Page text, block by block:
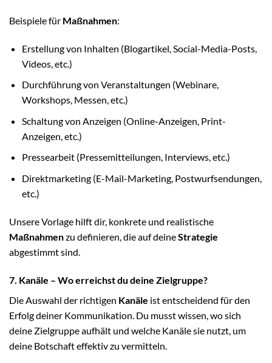
Beispiele für Maßnahmen:
Erstellung von Inhalten (Blogartikel, Social-Media-Posts,
Videos, etc.)
Durchführung von Veranstaltungen (Webinare,
Workshops, Messen, etc.)
Schaltung von Anzeigen (Online-Anzeigen, Print-
Anzeigen, etc.)
Pressearbeit (Pressemitteilungen, Interviews, etc.)
Direktmarketing (E-Mail-Marketing, Postwurfsendungen,
etc.)
Unsere Vorlage hilft dir, konkrete und realistische
Maßnahmenzu definieren, die auf deineStrategie
abgestimmt sind.
7. Kanäle – Wo erreichst du deine Zielgruppe?
Die Auswahl der richtigen Kanäle ist entscheidend für den
Erfolg deiner Kommunikation. Du musst wissen, wo sich
deine Zielgruppe aufhält und welche Kanäle sie nutzt, um
deine Botschaft effektiv zu vermitteln.